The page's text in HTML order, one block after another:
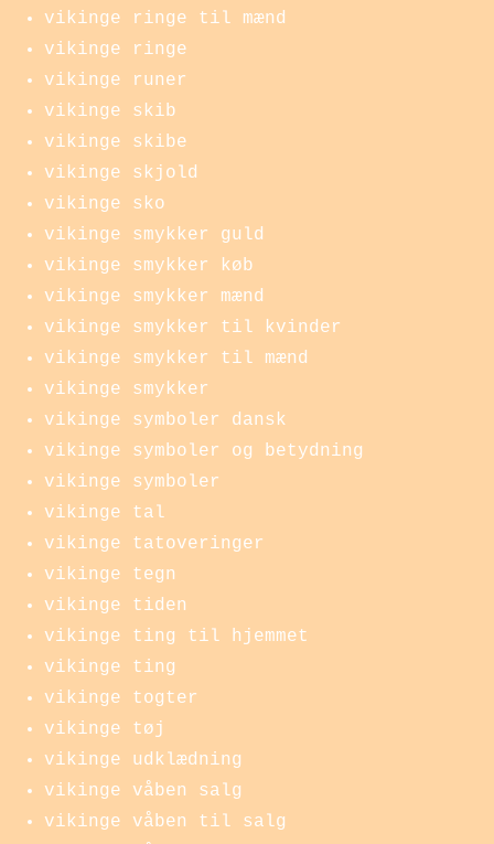
vikinge ringe til mænd
vikinge ringe
vikinge runer
vikinge skib
vikinge skibe
vikinge skjold
vikinge sko
vikinge smykker guld
vikinge smykker køb
vikinge smykker mænd
vikinge smykker til kvinder
vikinge smykker til mænd
vikinge smykker
vikinge symboler dansk
vikinge symboler og betydning
vikinge symboler
vikinge tal
vikinge tatoveringer
vikinge tegn
vikinge tiden
vikinge ting til hjemmet
vikinge ting
vikinge togter
vikinge tøj
vikinge udklædning
vikinge våben salg
vikinge våben til salg